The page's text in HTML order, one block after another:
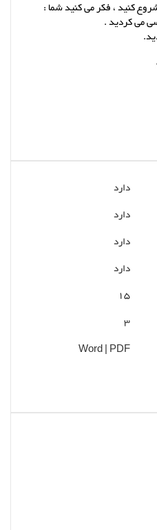
می کردید .
دارد
دارد
دارد
دارد
15
3
Word | PDF